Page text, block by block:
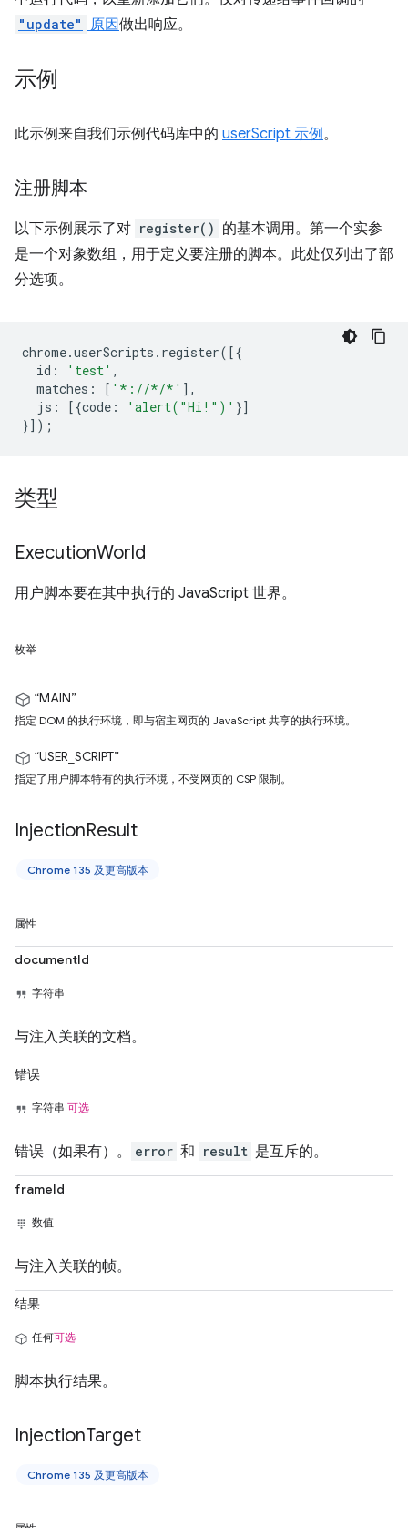
"update" 原因做出响应。
示例
此示例来自我们示例代码库中的 userScript 示例。
注册脚本
以下示例展示了对 register() 的基本调用。第一个实参
是一个对象数组，用于定义要注册的脚本。此处仅列出了部
分选项。
chrome.userScripts . register([{
id : 'test' ,
matches : [ '*://*/*' ],
js : [{code : 'alert("Hi!")' }]
}]);
类型
ExecutionWorld
用户脚本要在其中执行的 JavaScript 世界。
枚举
“MAIN”
指定 DOM 的执行环境，即与宿主网页的 JavaScript 共享的执行环境。
“USER_SCRIPT”
指定了用户脚本特有的执行环境，不受网页的 CSP 限制。
InjectionResult
Chrome 135 及更高版本
属性
documentId
字符串
与注入关联的文档。
错误
字符串 可选
错误（如果有）。 error 和 result 是互斥的。
frameId
数值
与注入关联的帧。
结果
任何可选
脚本执行结果。
InjectionTarget
Chrome 135 及更高版本